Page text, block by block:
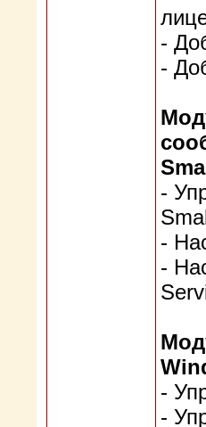
-
-
-
-
-
-
-